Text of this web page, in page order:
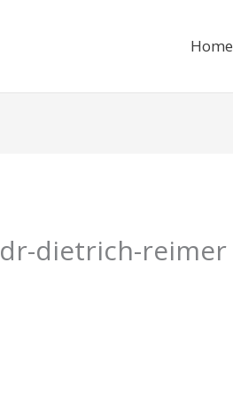
Home
dr-dietrich-reimer